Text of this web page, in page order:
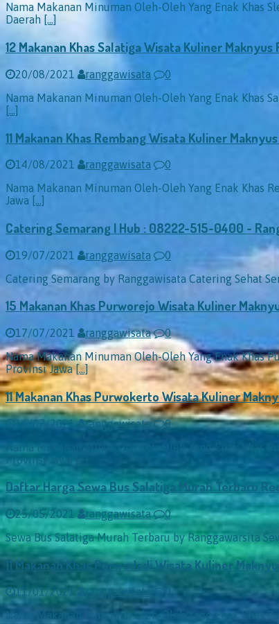
Nama Makanan Minuman Oleh-Oleh Yang Enak Khas
Daerah […]
12 Makanan Khas Salatiga Wisata Kuliner
20/08/2021 ranggawisata
0
Nama Makanan Minuman Oleh-Oleh Yang Enak Khas
[…]
11 Makanan Khas Rembang Wisata Kuliner
14/08/2021 ranggawisata
0
Nama Makanan Minuman Oleh-Oleh Yang Enak Khas
Jawa […]
Catering Semarang | Hub : 08222-515-0400 -
19/07/2021 ranggawisata
0
Catering Semarang by Ranggawisata Catering Sehat
15 Makanan Khas Purworejo Wisata Kuliner
17/07/2021 ranggawisata
0
Nama Makanan Minuman Oleh-Oleh Yang Enak Khas
Provinsi Jawa[…]
11 Makanan Khas Purwokerto Wisata Kuliner
16/07/2021 ranggawisata
0
Nama Makanan Minuman Oleh-Oleh Yang Enak
Provinsi Jawa
Daftar Harga Sewa Bus Salatiga Murah Terbaru
25/05/2021 ranggawisata
0
Sewa Bus Salatiga Murah Terbaru by Ranggawarsita
11 Makanan Khas Purwodadi Wisata Kuliner
11/01/2021 ranggawisata
0
Nama Makanan Minuman Oleh-Oleh Yang Enak Khas